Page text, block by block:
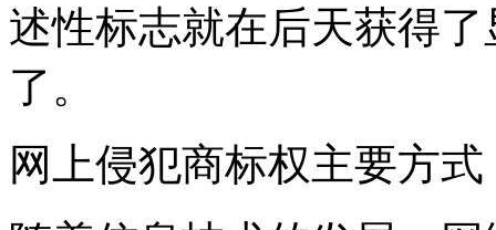
述性标志就在后天获得
了。
网上侵犯商标权主要方式